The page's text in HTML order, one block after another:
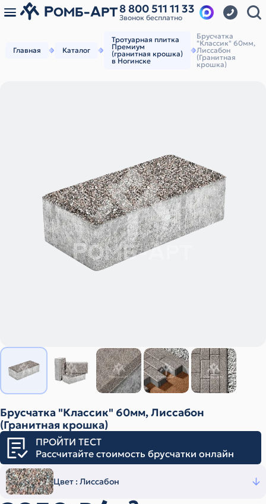
8 800 511 11 33
Звонок бесплатно
Главная Каталог
Тротуарная плитка
Премиум
(гранитная крошка)
в Ногинске
Брусчатка
"Классик" 60мм,
Лиссабон
(Гранитная
крошка)
Брусчатка "Классик" 60мм, Лиссабон
(Гранитная крошка)
ПРОЙТИ ТЕСТ
Рассчитайте стоимость брусчатки онлайн
Цвет : Лиссабон